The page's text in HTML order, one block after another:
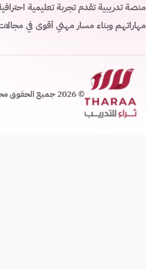
منصة تدريبية تقدم تجربة تعليمية
مهاراتهم وبناء مسار مهني أقوى في
© 2026 جميع الحقوق محفوظة